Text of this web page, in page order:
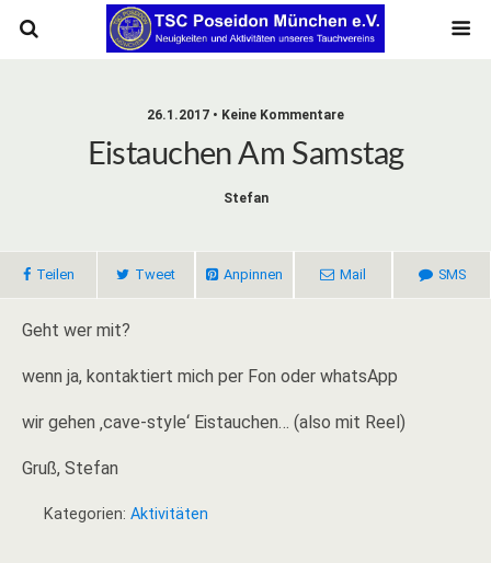
26.1.2017 • Keine Kommentare
Eistauchen Am Samstag
Stefan
Teilen Tweet Anpinnen Mail SMS
Geht wer mit?
wenn ja, kontaktiert mich per Fon oder whatsApp
wir gehen ‚cave-style‘ Eistauchen… (also mit Reel)
Gruß, Stefan
Kategorien: Aktivitäten